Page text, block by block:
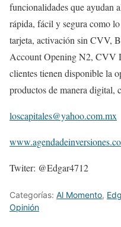
funcionalidades que ayudan
rápida, fácil y segura como
tarjeta, activación sin CVV,
Account Opening N2, CVV
clientes tienen disponible la
productos de manera digital,
loscapitales@yahoo.com.mx
Twiter: @Edgar4712
Categorías: Al Momento,
Opinión